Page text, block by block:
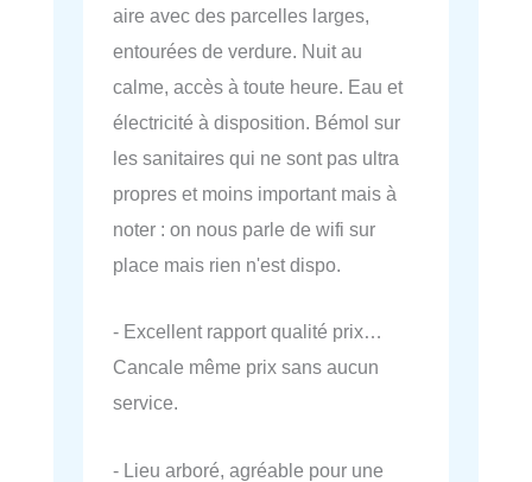
aire avec des parcelles larges,
entourées de verdure. Nuit au
calme, accès à toute heure. Eau et
électricité à disposition. Bémol sur
les sanitaires qui ne sont pas ultra
propres et moins important mais à
noter : on nous parle de wifi sur
place mais rien n'est dispo.
- Excellent rapport qualité prix…
Cancale même prix sans aucun
service.
- Lieu arboré, agréable pour une